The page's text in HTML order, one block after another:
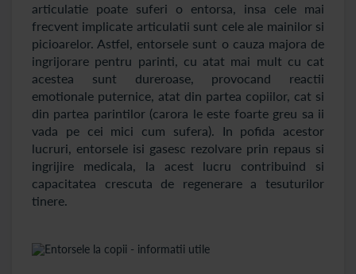
articulatie poate suferi o entorsa, insa cele mai
frecvent implicate articulatii sunt cele ale mainilor si
picioarelor. Astfel, entorsele sunt o cauza majora de
ingrijorare pentru parinti, cu atat mai mult cu cat
acestea sunt dureroase, provocand reactii
emotionale puternice, atat din partea copiilor, cat si
din partea parintilor (carora le este foarte greu sa ii
vada pe cei mici cum sufera). In pofida acestor
lucruri, entorsele isi gasesc rezolvare prin repaus si
ingrijire medicala, la acest lucru contribuind si
capacitatea crescuta de regenerare a tesuturilor
tinere.